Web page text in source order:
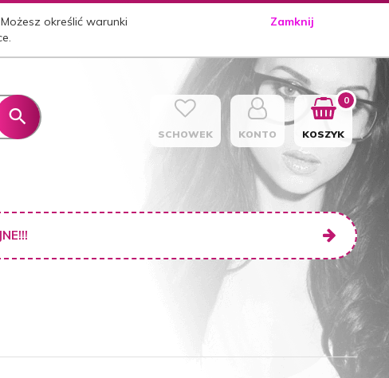
określić warunki
Zamknij
SCHOWEK KONTO KOSZYK
0